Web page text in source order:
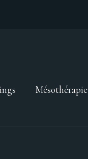
Mésothérapie